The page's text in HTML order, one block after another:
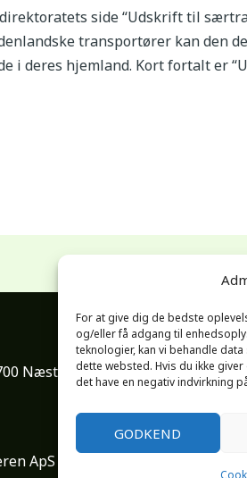
For at give dig de bedste
og/eller få adgang til
teknologier, kan vi behandle
dette websted. Hvis du ikke
det have en negativ indvirkning
GODKEND
side “Udskrift til
transportører kan den
i deres hjemland. Kort fortalt er
Næstved | Cvr. DK36908173Hvis
ApS